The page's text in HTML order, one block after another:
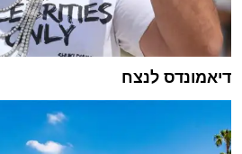
דיאמונדס לנצח